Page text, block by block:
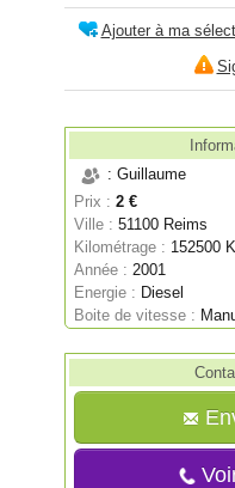
Ajouter à ma
: Guillaume
Prix : 2 €
Ville :51100 Reims
Kilométrage : 152500
Année : 2001
Energie : Diesel
Boite de vitesse :